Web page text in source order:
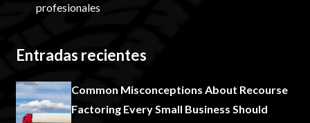
profesionales
Entradas recientes
Common Misconceptions About Recourse
Factoring Every Small Business Should